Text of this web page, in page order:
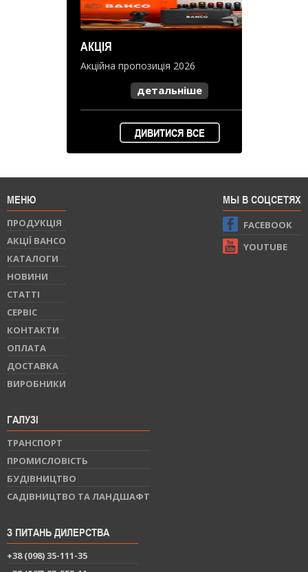
АКЦІЯ
Акційна пропозиція 2026
детальніше
ДИВИТИСЯ ВСЕ
МЕНЮ
ПРОДУКЦIЯ
АКЦІЇ BAHCO
КАТАЛОГИ
НОВИНИ
СТАТТI
СЕРВIС
КОНТАКТИ
ОПЛАТА
ДОСТАВКА
ВИРОБНИКИ
ГАЛУЗІ
ТРАНСПОРТ
ПРОМИСЛОВІСТЬ
БУДІВНИЦТВО
САДІВНИЦТВО ТА ЛАНДШАФТ
З ПИТАНЬ ДИЛЕРСТВА
+38 (098) 35-111-35
МЫ В СОЦСЕТЯХ
FACEBOOK
YOUTUBE